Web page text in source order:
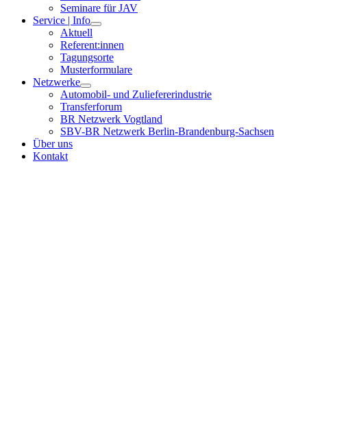
Seminare für JAV
Service | Info
Aktuell
Referent:innen
Tagungsorte
Musterformulare
Netzwerke
Automobil- und Zuliefererindustrie
Transferforum
BR Netzwerk Vogtland
SBV-BR Netzwerk Berlin-Brandenburg-Sachsen
Über uns
Kontakt